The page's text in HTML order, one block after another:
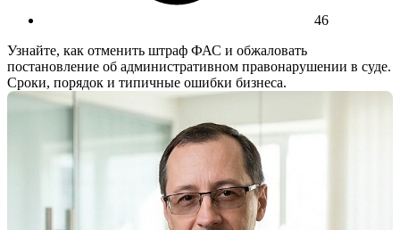
46
Узнайте, как отменить штраф ФАС и обжаловать
постановление об административном правонарушении в суде.
Сроки, порядок и типичные ошибки бизнеса.